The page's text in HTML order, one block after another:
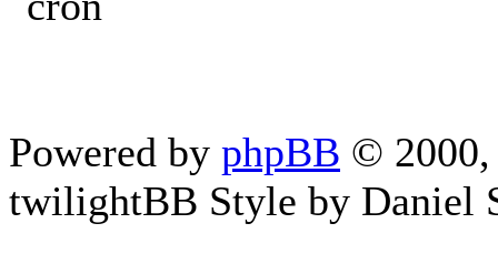
Powered by phpBB © 2000,
twilightBB Style by Daniel